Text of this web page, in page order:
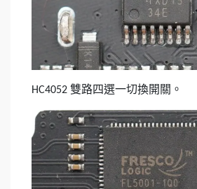
HC4052 雙路四選一切換開關。